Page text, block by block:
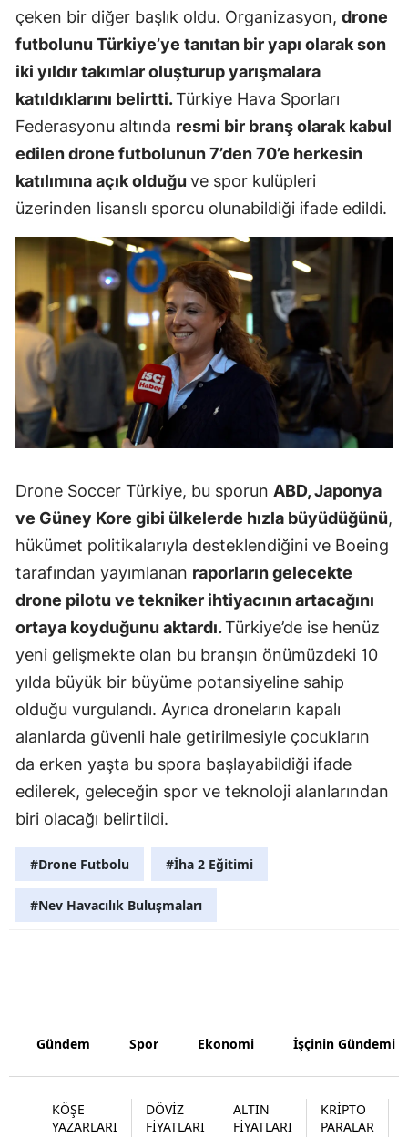
Aksaray
Karaman
Kırıkkale
Şırnak
Bartın
Ardahan
Iğdır
Yalova
Karabük
Kilis
Düzce
çeken bir diğer başlık oldu. Organizasyon, drone
futbolunu Türkiye’ye tanıtan bir yapı olarak son
iki yıldır takımlar oluşturup yarışmalara
katıldıklarını belirtti.Türkiye Hava Sporları
Federasyonu altında resmi bir branş olarak kabul
edilen drone futbolunun 7’den 70’e herkesin
katılımına açık olduğuve spor kulüpleri
üzerinden lisanslı sporcu olunabildiği ifade edildi.
Drone Soccer Türkiye, bu sporun ABD, Japonya
ve Güney Kore gibi ülkelerde hızla büyüdüğünü,
hükümet politikalarıyla desteklendiğini ve Boeing
tarafından yayımlanan raporların gelecekte
drone pilotu ve tekniker ihtiyacının artacağını
ortaya koyduğunu aktardı.Türkiye’de ise henüz
yeni gelişmekte olan bu branşın önümüzdeki 10
yılda büyük bir büyüme potansiyeline sahip
olduğu vurgulandı. Ayrıca droneların kapalı
alanlarda güvenli hale getirilmesiyle çocukların
da erken yaşta bu spora başlayabildiği ifade
edilerek, geleceğin spor ve teknoloji alanlarından
biri olacağı belirtildi.
#Drone Futbolu #İha 2 Eğitimi
#Nev Havacılık Buluşmaları
Gündem Spor Ekonomi İşçinin Gündemi
KÖŞE
YAZARLARI
DÖVİZ
FİYATLARI
ALTIN
FİYATLARI
KRİPTO
PARALAR